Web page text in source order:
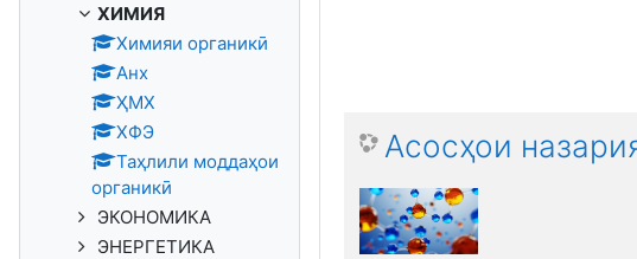
Асосҳои
ХИМИЯ
Химияи органикӣ
Анх
ҲМХ
ХФЭ
Таҳлили моддаҳои
органикӣ
ЭКОНОМИКА
ЭНЕРГЕТИКА